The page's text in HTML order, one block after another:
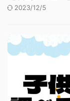
2023/12/5